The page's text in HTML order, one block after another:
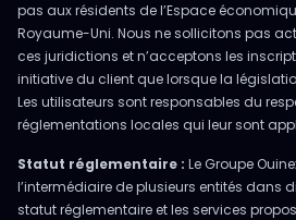
pas aux résidents de l’Espace
Royaume-Uni. Nous ne sollicitons pas
ces juridictions et n’acceptons les
initiative du client que lorsque la
Les utilisateurs sont responsables du
réglementations locales qui leur sont
Statut réglementaire : Le Groupe
l’intermédiaire de plusieurs entités dans
statut réglementaire et les services